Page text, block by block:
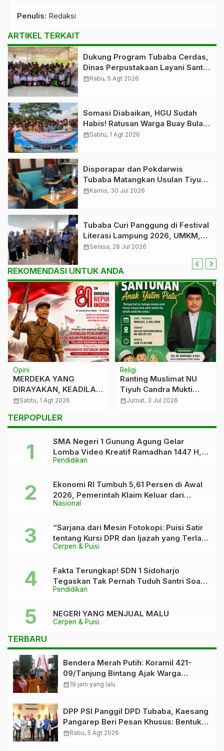
Penulis: Redaksi
ARTIKEL TERKAIT
Dukung Program Tubaba Cerdas,
Dinas Perpustakaan Layani Santri
Ponpes Darul Hidayah Al Anshori
calendar_monthRabu, 5 Agt 2026
Somasi Diabaikan, HGU Sudah
Habis! Ratusan Warga Buay Bulan
Bersatu Beri Peringatan Terakhir
calendar_monthSabtu, 1 Agt 2026
Disporapar dan Pokdarwis
Tubaba Matangkan Usulan Tiyuh
Pagar Dewa sebagai Tiyuh
calendar_monthKamis, 30 Jul 2026
Tubaba Curi Panggung di Festival
Literasi Lampung 2026, UMKM,
Naskah Kuno hingga Sketsa
calendar_monthSelasa, 28 Jul 2026
REKOMENDASI UNTUK ANDA
Ranting Muslimat NU
Tiyuh Candra Mukti
Gelar Santunan Anak
calendar_monthJumat, 3 Jul 2026
Truk Rem Blong
Berhasil
Polisi dan
calendar_monthJumat, 5 Jun 2026
TERPOPULER
Pendidikan
SMA Negeri 1 Gunung Agung Gelar
Lomba Video Kreatif Ramadhan 1447 H,
Asah Bakat dan Pererat Kebersamaan
Nasional
Ekonomi RI Tumbuh 5,61 Persen di Awal
2026, Pemerintah Klaim Keluar dari
“Kutukan” 5 Persen
Cerpen & Puisi
“Sarjana dari Mesin Fotokopi: Puisi Satir
tentang Kursi DPR dan Ijazah yang Terlalu
Rapi”
Pendidikan
Fakta Terungkap! SDN 1 Sidoharjo
Tegaskan Tak Pernah Tuduh Santri Soal
Kaca Pecah
Cerpen & Puisi
NEGERI YANG MENJUAL MALU
TERBARU
Bendera Merah Putih: Koramil 421-
09/Tanjung Bintang Ajak Warga
Kibarkan Bendera, Kobarkan
calendar_month19 jam yang lalu
DPP PSI Panggil DPD Tubaba, Kaesang
Pangarep Beri Pesan Khusus: Bentuk
Struktur Hingga TPS Demi
calendar_monthRabu, 5 Agt 2026